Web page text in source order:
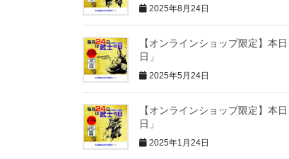
2025年8月24日
【オンラインショップ限定】本
日」
2025年5月24日
【オンラインショップ限定】本
日」
2025年1月24日